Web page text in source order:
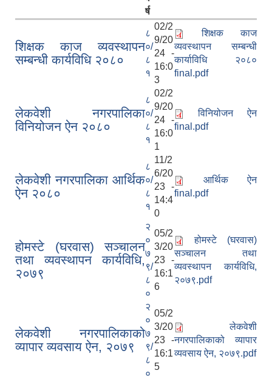
र्ष
शिक्षक काज व्यवस्थापन
सम्बन्धी कार्यविधि २०८०
८
०/
८
१
02/2
9/20
24 -
16:0
3
शिक्षक काज
व्यवस्थापन सम्बन्धी
कार्याविधि २०८०
final.pdf
लेकवेशी नगरपालिका
विनियोजन ऐन २०८०
८
०/
८
१
02/2
9/20
24 -
16:0
1
विनियोजन ऐन
final.pdf
लेकवेशी नगरपालिका आर्थिक
ऐन २०८०
८
०/
८
१
11/2
6/20
23 -
14:4
0
आर्थिक ऐन
final.pdf
होमस्टे (घरवास) सञ्चालन
तथा व्यवस्थापन कार्यविधि,
२०७९
२
०
७
९/
८
०
05/2
3/20
23 -
16:1
6
होमस्टे (घरवास)
सञ्चालन तथा
व्यवस्थापन कार्यविधि,
२०७९.pdf
लेकवेशी नगरपालिकाको
व्यापार व्यवसाय ऐन, २०७९
२
०
७
९/
८
०
05/2
3/20
23 -
16:1
5
लेकवेशी
नगरपालिकाको व्यापार
व्यवसाय ऐन, २०७९.pdf